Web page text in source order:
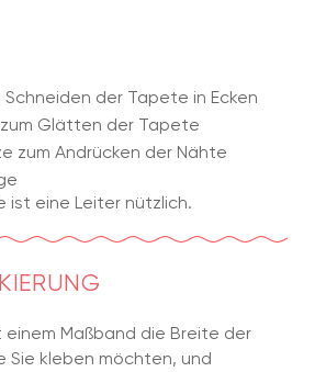
der Tapete in Ecken
Glätten der Tapete
zum Andrücken der Nähte
ist eine Leiter nützlich.
einem Maßband die Breite der
Sie kleben möchten, und